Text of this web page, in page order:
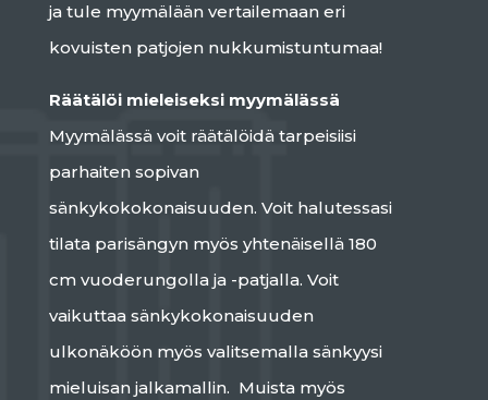
ja tule myymälään vertailemaan eri
kovuisten patjojen nukkumistuntumaa!
Räätälöi mieleiseksi myymälässä
Myymälässä voit räätälöidä tarpeisiisi
parhaiten sopivan
sänkykokokonaisuuden. Voit halutessasi
tilata parisängyn myös yhtenäisellä 180
cm vuoderungolla ja -patjalla. Voit
vaikuttaa sänkykokonaisuuden
ulkonäköön myös valitsemalla sänkyysi
mieluisan jalkamallin. Muista myös